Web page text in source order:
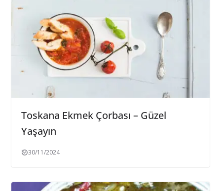
Toskana Ekmek Çorbası – Güzel
Yaşayın
30/11/2024